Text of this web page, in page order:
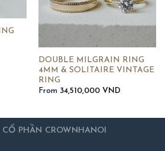
DOUBLE MILGRAIN RING
4MM & SOLITAIRE VINTAGE
RING
From 34,510,000 VND
PHẦN CROWNHANOI